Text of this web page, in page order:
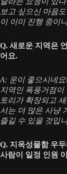
보고 싶으신 마음
이 이미 진행 중이
Q. 새로운 지역은
어요.
A: 운이 좋으시네
지역인 폭풍거점이
토리가 확장되고
서는 더 많은 사냥
즐길 수 있을 것입
Q. 지옥성물함 우
사람이 일정 인원